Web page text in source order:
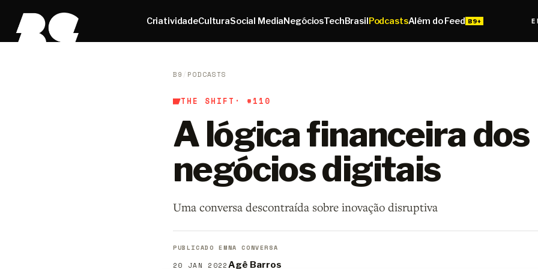
CriatividadeCulturaSocial MediaNegóciosTechBrasilPodcastsAlém do Feed
B9 / PODCASTS
THE SHIFT · #110
A lógica financeira dos
negócios digitais
Uma conversa descontraída sobre inovação disruptiva
PUBLICADO EM
20 JAN 2022
NA CONVERSA
Agê Barros